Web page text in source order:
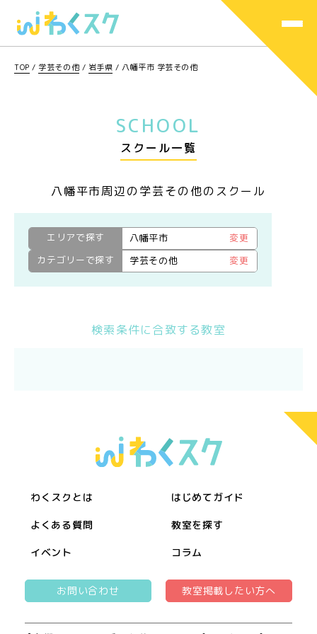
TOP / 学芸その他 / 岩手県 /八幡平市 学芸その他
SCHOOL
スクール一覧
八幡平市周辺の学芸その他のスクール
エリアで探す 八幡平市
変更
カテゴリーで探す
学芸その他 変更
検索条件に合致する教室
わくスクとは はじめてガイド
よくある質問 教室を探す
イベント コラム
お問い合わせ 教室掲載したい方へ